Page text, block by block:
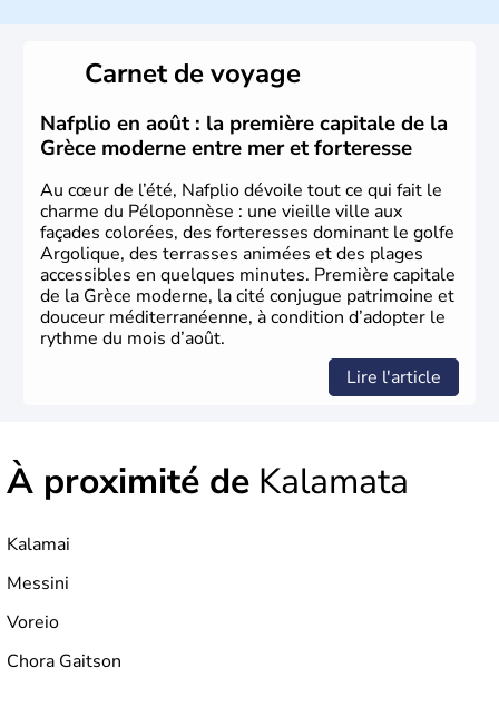
l'invention des Jeux Olympiques en 776 avant J.C. Le 25
mars 1820 sonne le début de la Guerre d'indépendance,
aujourd'hui date de la fête nationale grecque. La Grèce
est définitivement reconnue comme état indépendant à
partir de 1830.
Carnet de voyage
Nafplio en août : la première capitale de la
Grèce moderne entre mer et forteresse
Au cœur de l’été, Nafplio dévoile tout ce qui fait le
charme du Péloponnèse : une vieille ville aux
façades colorées, des forteresses dominant le golfe
Argolique, des terrasses animées et des plages
accessibles en quelques minutes. Première capitale
de la Grèce moderne, la cité conjugue patrimoine et
douceur méditerranéenne, à condition d’adopter le
rythme du mois d’août.
Lire l'article
À proximité de Kalamata
Kalamai
Messini
Voreio
Chora Gaitson